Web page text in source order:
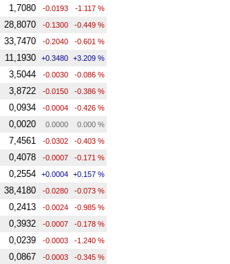
1,7080 -0.0193 -1.117 %
28,8070 -0.1300 -0.449 %
33,7470 -0.2040 -0.601 %
11,1930 +0.3480 +3.209 %
3,5044 -0.0030 -0.086 %
3,8722 -0.0150 -0.386 %
0,0934 -0.0004 -0.426 %
0,0020 0.0000 0.000 %
7,4561 -0.0302 -0.403 %
0,4078 -0.0007 -0.171 %
0,2554 +0.0004 +0.157 %
38,4180 -0.0280 -0.073 %
0,2413 -0.0024 -0.985 %
0,3932 -0.0007 -0.178 %
0,0239 -0.0003 -1.240 %
0,0867 -0.0003 -0.345 %